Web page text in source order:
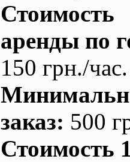
Стоимость
аренды по
150 грн./час.
заказ: 500
Стоимость